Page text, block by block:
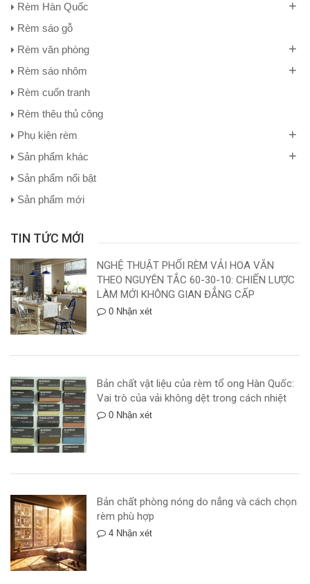
Rèm Hàn Quốc +
Rèm sáo gỗ
Rèm văn phòng
+
Rèm sáo nhôm +
Rèm cuốn tranh
Rèm thêu thủ công
Phụ kiện rèm
+
Sản phẩm khác +
Sản phẩm nổi bật
Sản phẩm mới
TIN TỨC MỚI
NGHỆ THUẬT PHỐI RÈM VẢI HOA VĂN
THEO NGUYÊN TẮC 60-30-10: CHIẾN LƯỢC
LÀM MỚI KHÔNG GIAN ĐẲNG CẤP
0 Nhận xét
Bản chất vật liệu của rèm tổ ong Hàn Quốc:
Vai trò của vải không dệt trong cách nhiệt
0 Nhận xét
Bản chất phòng nóng do nắng và cách chọn
rèm phù hợp
4 Nhận xét